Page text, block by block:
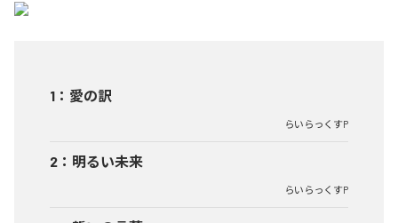
1 ： 愛の訳
らいらっくすP
2 ： 明るい未来
らいらっくすP